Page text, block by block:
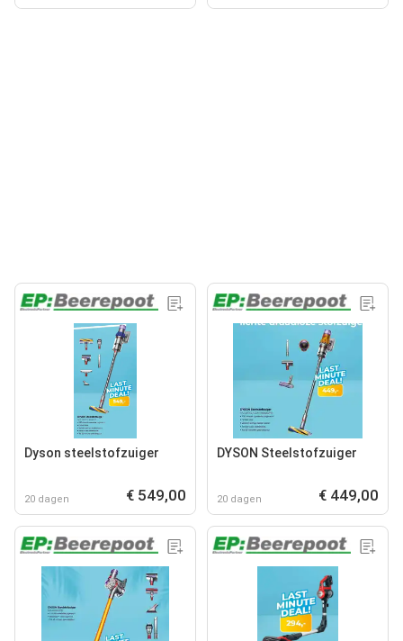
Dyson steelstofzuiger
20 dagen € 549,00
DYSON Steelstofzuiger
20 dagen € 449,00